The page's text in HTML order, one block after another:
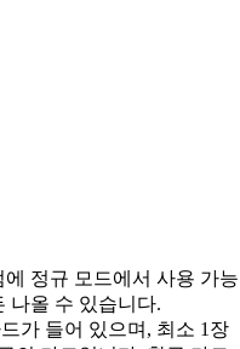
정규 모드에서 사용 가능
나올 수 있습니다.
가 들어 있으며, 최소 1장